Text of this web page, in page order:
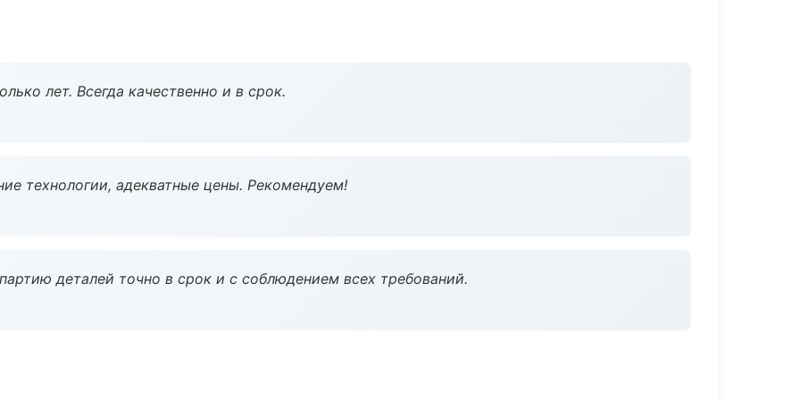
лет. Всегда качественно и в срок.
технологии, адекватные цены. Рекомендуем!
деталей точно в срок и с соблюдением всех требований.